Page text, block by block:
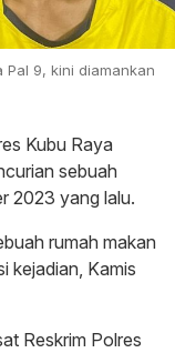
Pal 9, kini diamankan
Kubu Raya
sebuah
2023 yang lalu.
rumah makan
kejadian, Kamis
Reskrim Polres